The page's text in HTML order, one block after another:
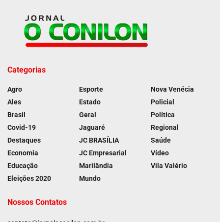
Categorias
Agro
Ales
Brasil
Covid-19
Destaques
Economia
Educação
Eleições 2020
Esporte
Estado
Geral
Jaguaré
JC BRASÍLIA
JC Empresarial
Marilândia
Mundo
Nova Venécia
Policial
Política
Regional
Saúde
Vídeo
Vila Valério
Nossos Contatos